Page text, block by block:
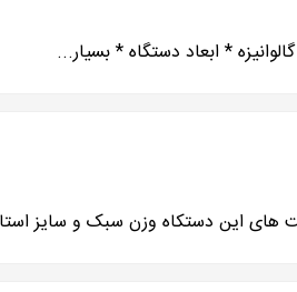
* ابعاد دستگاه * بسیار...
این دستکاه وزن سبک و سایز